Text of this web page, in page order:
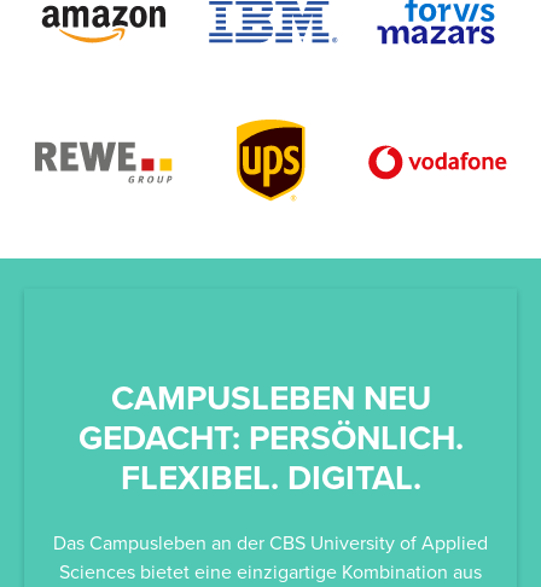
CAMPUSLEBEN NEU
GEDACHT: PERSÖNLICH.
FLEXIBEL. DIGITAL.
Das Campusleben an der CBS University of Applied
Sciences bietet eine einzigartige Kombination aus